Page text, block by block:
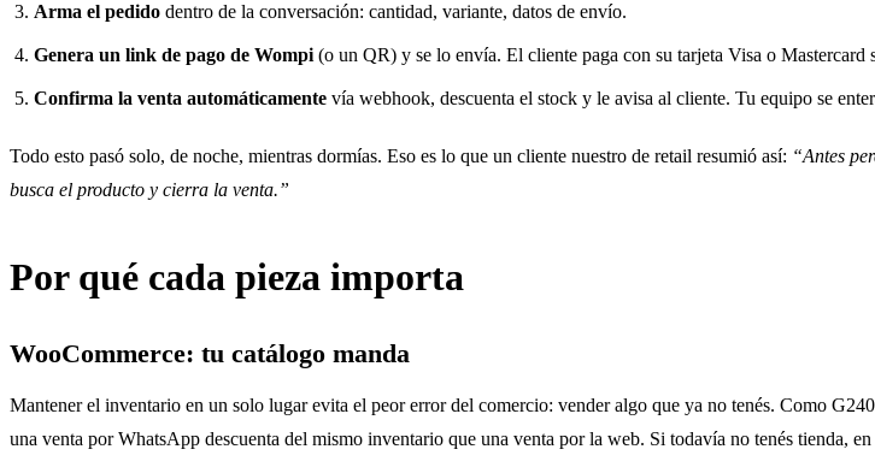
Arma el pedido dentro de la conversación: cantidad, variante, datos de envío.
Genera un link de pago de Wompi (o un QR) y se lo envía. El cliente paga con su tarjeta Visa o Mastercard
Confirma la venta automáticamente vía webhook, descuenta el stock y le avisa al cliente. Tu equipo se
Todo esto pasó solo, de noche, mientras dormías. Eso es lo que un cliente nuestro de retail resumió así: “Antes
busca el producto y cierra la venta.”
Por qué cada pieza importa
WooCommerce: tu catálogo manda
Mantener el inventario en un solo lugar evita el peor error del comercio: vender algo que ya no tenés. Como
una venta por WhatsApp descuenta del mismo inventario que una venta por la web. Si todavía no tenés tienda, en